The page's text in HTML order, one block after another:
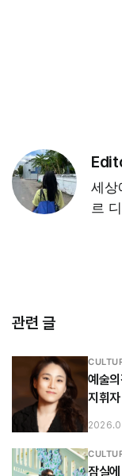
세상
르
관련 글
예술
지휘자
잠실